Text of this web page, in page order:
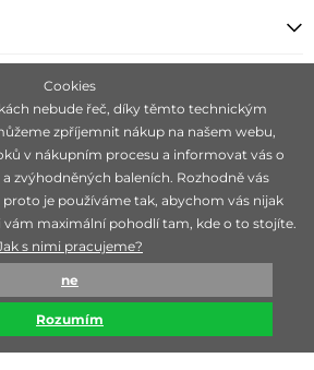
čistě přírodních značek, ideálně 100 %
mimořádné svojí účinností.
1993-2026
zajišťujeSimplia s.r.o.
Cookies
nebude řeč, díky těmto technickým
zpříjemnit nákup na našem webu,
v nákupním procesu a informovat vás o
zvýhodněných baleních. Rozhodně vás
proto je používáme tak, abychom vás nijak
vám maximální pohodlí tam, kde o to stojíte.
s nimi pracujeme?
ne
Rozumím